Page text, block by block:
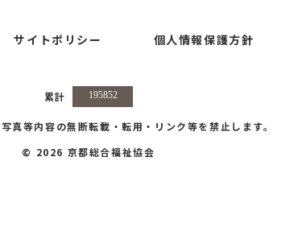
サイトポリシー 個人情報保護方針
累計
真等内容の無断転載・転用・リンク等を禁止します。
© 2026 京都総合福祉協会